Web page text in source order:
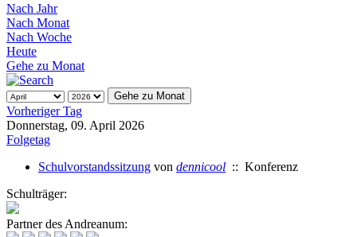
Nach Jahr
Nach Monat
Nach Woche
Heute
Gehe zu Monat
Gehe zu Monat
Vorheriger Tag
Donnerstag, 09. April 2026
Folgetag
Schulvorstandssitzung von dennicool :: Konferenz
Schulträger:
Partner des Andreanum: